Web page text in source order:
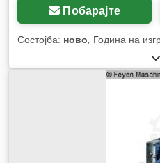
Побарајте
Состојба: ново, Година на